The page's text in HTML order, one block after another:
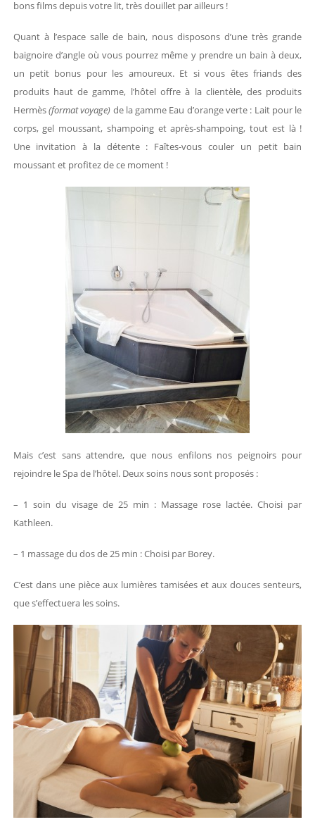
bons films depuis votre lit, très douillet par ailleurs !
Quant à l’espace salle de bain, nous disposons d’une très grande
baignoire d’angle où vous pourrez même y prendre un bain à deux,
un petit bonus pour les amoureux. Et si vous êtes friands des
produits haut de gamme, l’hôtel offre à la clientèle, des produits
Hermès(format voyage) de la gamme Eau d’orange verte : Lait pour le
corps, gel moussant, shampoing et après-shampoing, tout est là !
Une invitation à la détente : Faîtes-vous couler un petit bain
moussant et profitez de ce moment !
Mais c’est sans attendre, que nous enfilons nos peignoirs pour
rejoindre le Spa de l’hôtel. Deux soins nous sont proposés :
– 1 soin du visage de 25 min : Massage rose lactée. Choisi par
Kathleen.
– 1 massage du dos de 25 min : Choisi par Borey.
C’est dans une pièce aux lumières tamisées et aux douces senteurs,
que s’effectuera les soins.